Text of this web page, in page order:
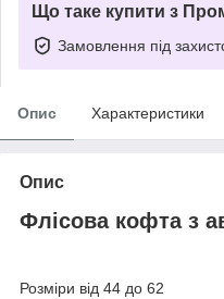
Що таке купити з
Замовлення під
Опис Характеристики
Опис
Флісова кофта з
Розміри від 44 до 62